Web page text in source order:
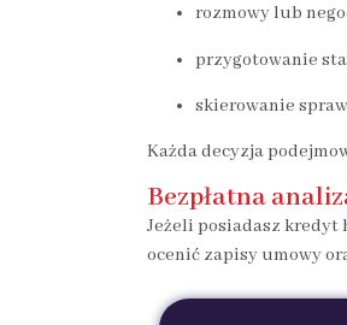
rozmowy lub
przygotowanie
skierowanie
Każda decyzja
Bezpłatna
Jeżeli posiadasz kredyt
ocenić zapisy umowy